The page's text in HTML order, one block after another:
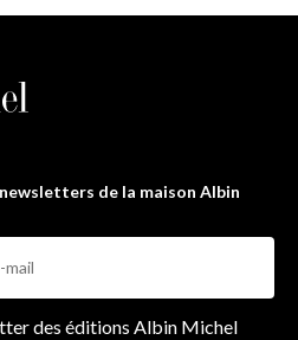
de la maison Albin
des éditions Albin Michel